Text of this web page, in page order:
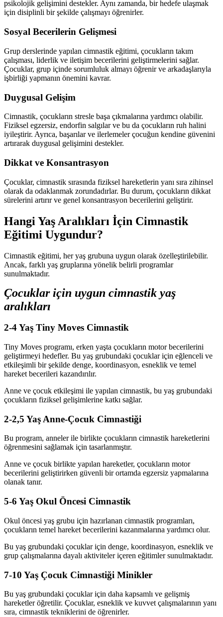
psikolojik gelişimini destekler. Aynı zamanda, bir hedefe ulaşmak
için disiplinli bir şekilde çalışmayı öğrenirler.
Sosyal Becerilerin Gelişmesi
Grup derslerinde yapılan cimnastik eğitimi, çocukların takım
çalışması, liderlik ve iletişim becerilerini geliştirmelerini sağlar.
Çocuklar, grup içinde sorumluluk almayı öğrenir ve arkadaşlarıyla
işbirliği yapmanın önemini kavrar.
Duygusal Gelişim
Cimnastik, çocukların stresle başa çıkmalarına yardımcı olabilir.
Fiziksel egzersiz, endorfin salgılar ve bu da çocukların ruh halini
iyileştirir. Ayrıca, başarılar ve ilerlemeler çocuğun kendine güvenini
artırarak duygusal gelişimini destekler.
Dikkat ve Konsantrasyon
Çocuklar, cimnastik sırasında fiziksel hareketlerin yanı sıra zihinsel
olarak da odaklanmak zorundadırlar. Bu durum, çocukların dikkat
sürelerini artırır ve genel konsantrasyon becerilerini geliştirir.
Hangi Yaş Aralıkları İçin Cimnastik
Eğitimi Uygundur?
Cimnastik eğitimi, her yaş grubuna uygun olarak özelleştirilebilir.
Ancak, farklı yaş gruplarına yönelik belirli programlar
sunulmaktadır.
Çocuklar için uygun cimnastik yaş
aralıkları
2-4 Yaş Tiny Moves Cimnastik
Tiny Moves programı, erken yaşta çocukların motor becerilerini
geliştirmeyi hedefler. Bu yaş grubundaki çocuklar için eğlenceli ve
etkileşimli bir şekilde denge, koordinasyon, esneklik ve temel
hareket becerileri kazandırılır.
Anne ve çocuk etkileşimi ile yapılan cimnastik, bu yaş grubundaki
çocukların fiziksel gelişimlerine katkı sağlar.
2-2,5 Yaş Anne-Çocuk Cimnastiği
Bu program, anneler ile birlikte çocukların cimnastik hareketlerini
öğrenmesini sağlamak için tasarlanmıştır.
Anne ve çocuk birlikte yapılan hareketler, çocukların motor
becerilerini geliştirirken güvenli bir ortamda egzersiz yapmalarına
olanak tanır.
5-6 Yaş Okul Öncesi Cimnastik
Okul öncesi yaş grubu için hazırlanan cimnastik programları,
çocukların temel hareket becerilerini kazanmalarına yardımcı olur.
Bu yaş grubundaki çocuklar için denge, koordinasyon, esneklik ve
grup çalışmalarına dayalı aktiviteler içeren eğitimler sunulmaktadır.
7-10 Yaş Çocuk Cimnastiği Minikler
Bu yaş grubundaki çocuklar için daha kapsamlı ve gelişmiş
hareketler öğretilir. Çocuklar, esneklik ve kuvvet çalışmalarının yanı
sıra, cimnastik tekniklerini de öğrenirler.